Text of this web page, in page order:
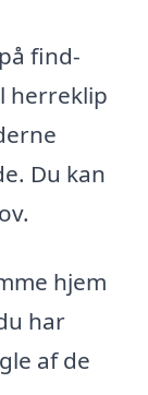
find-
herreklip
Du kan
hjem
har
af de